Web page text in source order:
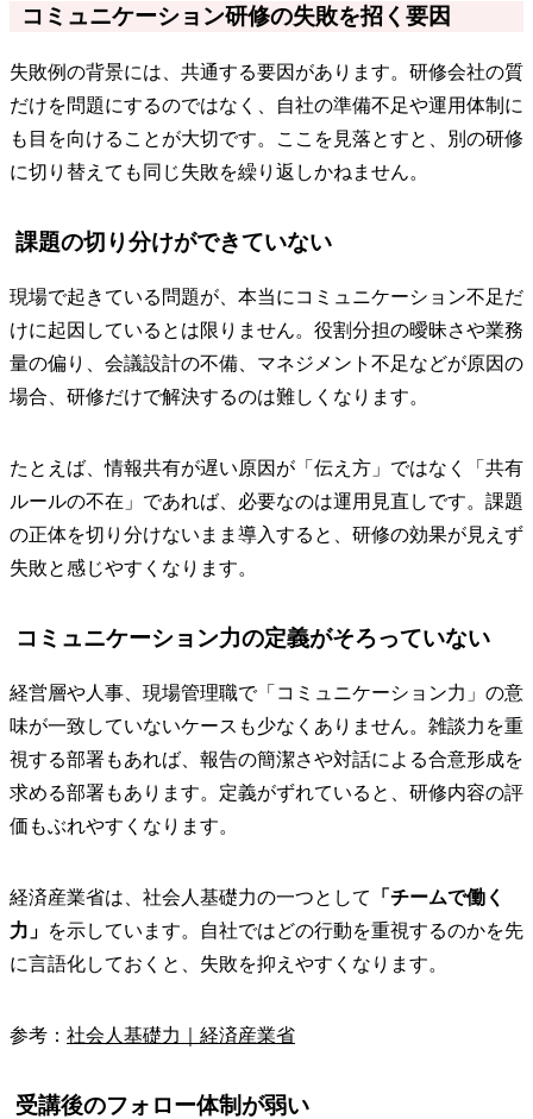
コミュニケーション研修の失敗を招く要因
失敗例の背景には、共通する要因があります。研修会社の質
だけを問題にするのではなく、自社の準備不足や運用体制に
も目を向けることが大切です。ここを見落とすと、別の研修
に切り替えても同じ失敗を繰り返しかねません。
課題の切り分けができていない
現場で起きている問題が、本当にコミュニケーション不足だ
けに起因しているとは限りません。役割分担の曖昧さや業務
量の偏り、会議設計の不備、マネジメント不足などが原因の
場合、研修だけで解決するのは難しくなります。
たとえば、情報共有が遅い原因が「伝え方」ではなく「共有
ルールの不在」であれば、必要なのは運用見直しです。課題
の正体を切り分けないまま導入すると、研修の効果が見えず
失敗と感じやすくなります。
コミュニケーション力の定義がそろっていない
経営層や人事、現場管理職で「コミュニケーション力」の意
味が一致していないケースも少なくありません。雑談力を重
視する部署もあれば、報告の簡潔さや対話による合意形成を
求める部署もあります。定義がずれていると、研修内容の評
価もぶれやすくなります。
経済産業省は、社会人基礎力の一つとして
「チームで働く
力」 を示しています。自社ではどの行動を重視するのかを先
に言語化しておくと、失敗を抑えやすくなります。
参考： 社会人基礎力｜経済産業省
受講後のフォロー体制が弱い